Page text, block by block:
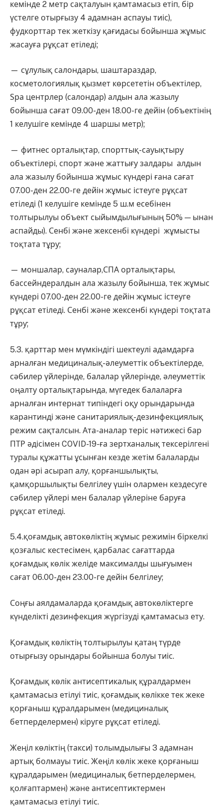
кемінде 2 метр сақталуын қамтамасыз етіп, бір
үстелге отырғызу 4 адамнан аспауы тиіс),
фудкорттар тек жеткізу қағидасы бойынша жұмыс
жасауға рұқсат етіледі;
— сұлулық салондары, шаштараздар,
косметологиялық қызмет көрсететін объектілер,
Ѕра центрлер (салондар) алдын ала жазылу
бойынша сағат 09.00-ден 18.00-ге дейін (объектінің
1 келушіге кемінде 4 шаршы метр);
— фитнес орталықтар, спорттық-сауықтыру
объектілері, спорт және жаттығу залдары алдын
ала жазылу бойынша жұмыс күндері ғана сағат
07.00-ден 22.00-ге дейін жұмыс істеуге рұқсат
етіледі (1 келушіге кемінде 5 ш.м есебінен
толтырылуы объект сыйымдылығының 50% — ынан
аспайды). Сенбі және жексенбі күндері жұмысты
тоқтата тұру;
— моншалар, сауналар,СПА орталықтары,
бассейндералдын ала жазылу бойынша, тек жұмыс
күндері 07.00-ден 22.00-ге дейін жұмыс істеуге
рұқсат етіледі. Сенбі және жексенбі күндері тоқтата
тұру;
5.3. қарттар мен мүмкіндігі шектеулі адамдарға
арналған медициналық-әлеуметтік объектілерде,
сәбилер үйлерінде, балалар үйлерінде, әлеуметтік
оңалту орталықтарында, мүгедек балаларға
арналған интернат типіндегі оқу орындарында
карантинді және санитариялық-дезинфекциялық
режим сақталсын. Ата-аналар теріс нәтижесі бар
ПТР әдісімен COVID-19-ға зертханалық тексерілгені
туралы құжатты ұсынған кезде жетім балаларды
одан әрі асырап алу, қорғаншылықты,
қамқоршылықты белгілеу үшін олармен кездесуге
сәбилер үйлері мен балалар үйлеріне баруға
рұқсат етіледі.
5.4.қоғамдық автокөліктің жұмыс режимін біркелкі
қозғалыс кестесімен, қарбалас сағаттарда
қоғамдық көлік желіде максималды шығуымен
сағат 06.00-ден 23.00-ге дейін белгілеу;
Соңғы аялдамаларда қоғамдық автокөліктерге
күнделікті дезинфекция жүргізуді қамтамасыз ету.
Қоғамдық көліктің толтырылуы қатаң түрде
отырғызу орындары бойынша болуы тиіс.
Қоғамдық көлік антисептикалық құралдармен
қамтамасыз етілуі тиіс, қоғамдық көлікке тек жеке
қорғаныш құралдарымен (медициналық
бетперделермен) кіруге рұқсат етіледі.
Жеңіл көліктің (такси) толымдылығы 3 адамнан
артық болмауы тиіс. Жеңіл көлік жеке қорғаныш
құралдарымен (медициналық бетперделермен,
қолғаптармен) және антисептиктермен
қамтамасыз етілуі тиіс.